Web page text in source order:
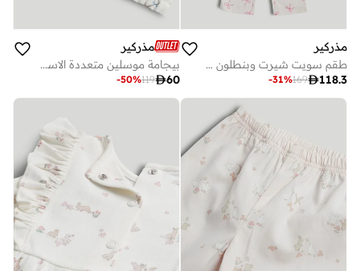
مذركير
طقم سويت شيرت وبنطلون رياضي للأطفال بتصميم أرنب
118.3
169
-31%
مذركير
بيجامة موسلين متعددة الاستخدامات للكارنفال
60
119
-50%